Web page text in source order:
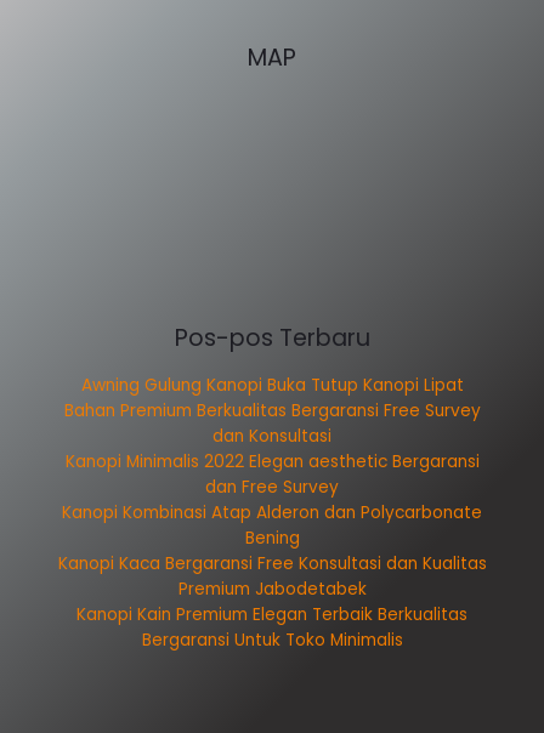
MAP
Pos-pos Terbaru
Awning Gulung Kanopi Buka Tutup Kanopi Lipat
Bahan Premium Berkualitas Bergaransi Free Survey
dan Konsultasi
Kanopi Minimalis 2022 Elegan aesthetic Bergaransi
dan Free Survey
Kanopi Kombinasi Atap Alderon dan Polycarbonate
Bening
Kanopi Kaca Bergaransi Free Konsultasi dan Kualitas
Premium Jabodetabek
Kanopi Kain Premium Elegan Terbaik Berkualitas
Bergaransi Untuk Toko Minimalis